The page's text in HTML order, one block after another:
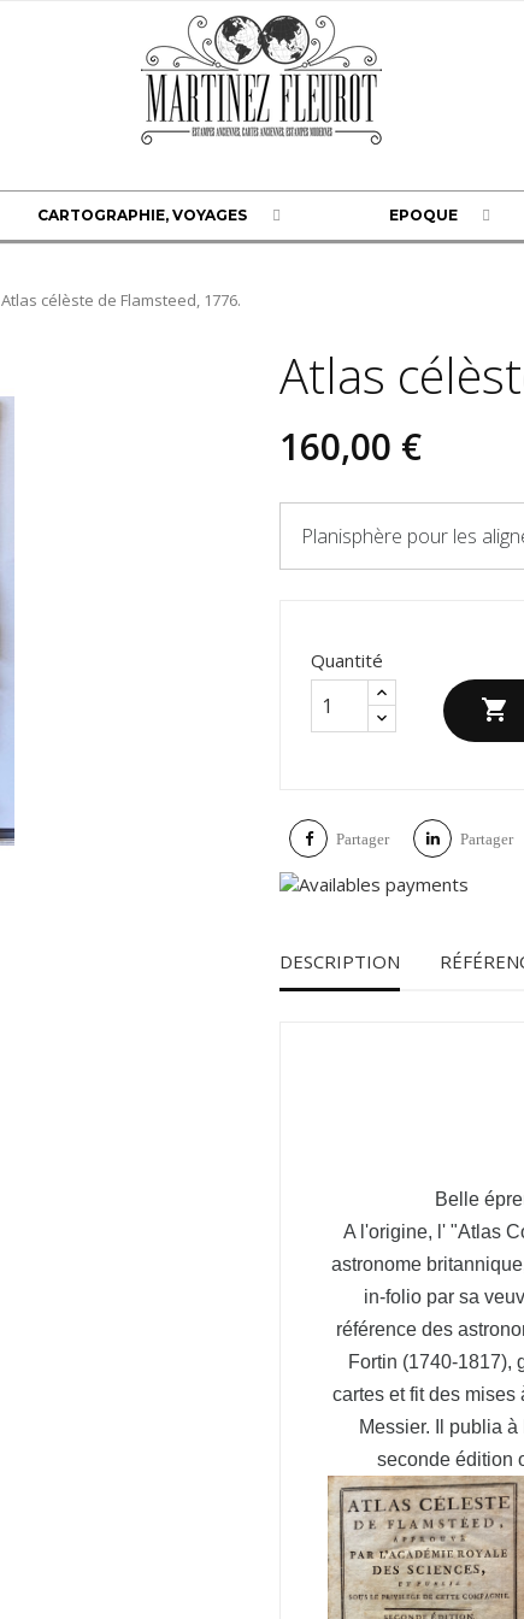
CARTOGRAPHIE, VOYAGES EPOQUE
Atlas célèste de Flamsteed, 1776.
Atlas
160,00 €
Planisphère pour les
Quantité

Partager Partager
DESCRIPTION
Belle
A l'origine, l' "Atlas
astronome
in-folio par sa
référence des
Fortin (1740-1817),
cartes et fit des
Messier. Il publia
seconde édition